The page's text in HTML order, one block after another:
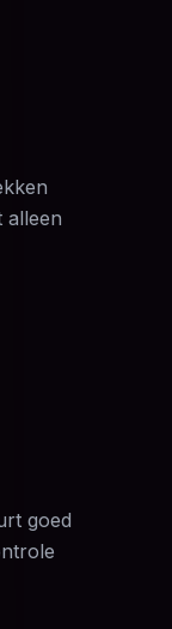
alleen
goed